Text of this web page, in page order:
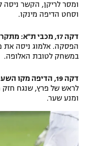
וסחט הדיפה מינקו.
דקה 17, מכבי ת"א: מתקרבת:
הפסקה. אלמוג ניסה את
במשחק לטובת האלופה.
דקה 19, הדיפה מקו השער!:
לראש של פרץ, שנגח חזק
ומנע שער.